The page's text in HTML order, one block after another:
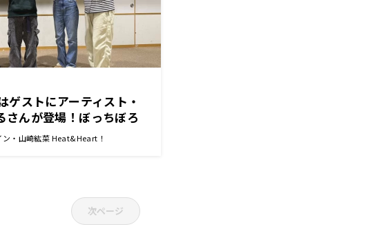
ゲストにアーティスト・
さんが登場！ぼっちぼろ
ち星の故郷が明らか
ュタイン・山崎紘菜
ン・山崎紘菜 Heat&Heart！
次ページ